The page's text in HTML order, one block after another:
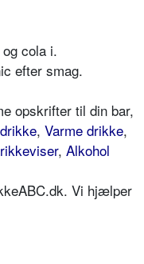
cola i.
efter smag.
opskrifter til din bar,
, Varme drikke,
, Alkohol
Vi hjælper